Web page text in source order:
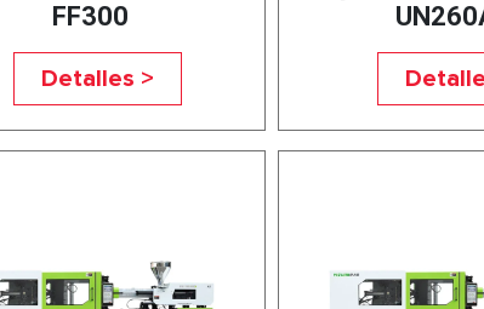
FF300
Detalles >